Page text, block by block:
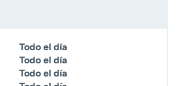
Todo el día
Todo el día
Todo el día